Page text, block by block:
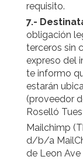
requisito.
7.-
obligación
terceros sin
expreso del
te informo
estarán
(proveedor
Roselló
Mailchimp
d/b/a
de Leon